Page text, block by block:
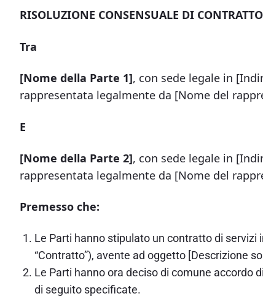
RISOLUZIONE CONSENSUALE DI
Tra
[Nome della Parte 1], con sede legale in
rappresentata legalmente da [Nome del
E
[Nome della Parte 2], con sede legale in
rappresentata legalmente da [Nome del
Premesso che:
Le Parti hanno stipulato un contratto di
“Contratto”), avente ad oggetto [Descrizione
Le Parti hanno ora deciso di comune accordo
di seguito specificate.